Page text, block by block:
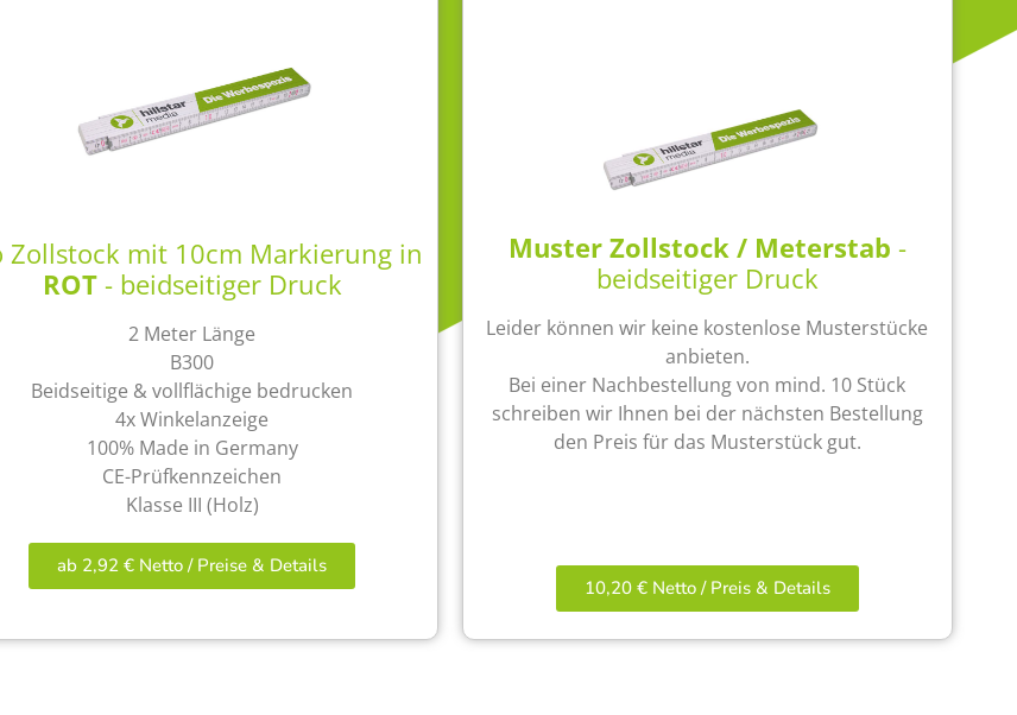
Zollstock mit 10cm Markierung in
ROT- beidseitiger Druck
2 Meter Länge
B300
Beidseitige & vollflächige bedrucken
4x Winkelanzeige
100% Made in Germany
CE-Prüfkennzeichen
Klasse III (Holz)
ab 2,92 € Netto / Preise & Details
Muster Zollstock / Meterstab -
beidseitiger Druck
Leider können wir keine kostenlose Musterstücke
anbieten.
Bei einer Nachbestellung von mind. 10 Stück
schreiben wir Ihnen bei der nächsten Bestellung
den Preis für das Musterstück gut.
10,20 € Netto / Preis & Details